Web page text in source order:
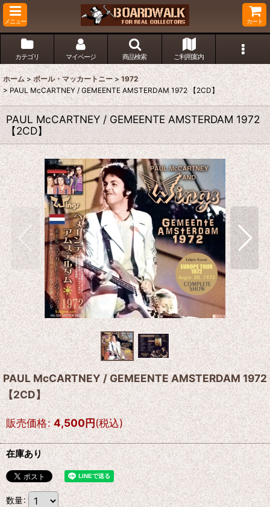
メニュー カート
カテゴリ マイページ 商品検索 ご利用案内
ホーム > ポール・マッカートニー > 1972
> PAUL McCARTNEY / GEMEENTE AMSTERDAM 1972 【2CD】
PAUL McCARTNEY / GEMEENTE AMSTERDAM 1972
【2CD】
PAUL McCARTNEY / GEMEENTE AMSTERDAM 1972
【2CD】
販売価格: 4,500円(税込)
在庫あり
数量: